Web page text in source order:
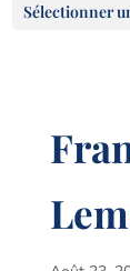
Sélectionner